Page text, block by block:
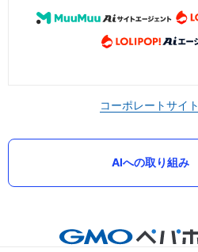
コーポレートサイト
AIへの取り組み